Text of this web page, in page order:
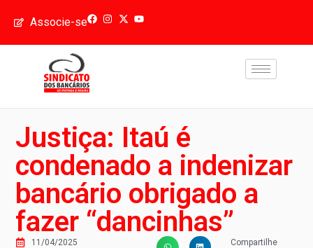
Associe-se
Justiça: Itaú é
condenado a indenizar
bancário obrigado a
fazer “dancinhas”
11/04/2025
Compartilhe